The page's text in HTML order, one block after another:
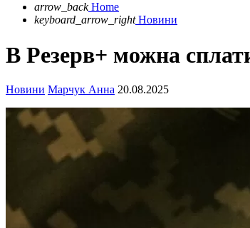
arrow_back Home
keyboard_arrow_right Новини
В Резерв+ можна
Новини Марчук Анна 20.08.2025